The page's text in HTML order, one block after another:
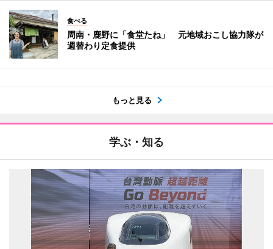
食べる
周南・鹿野に「食堂たね」 元地域おこし協力隊が
週替わり定食提供
もっと見る
学ぶ・知る